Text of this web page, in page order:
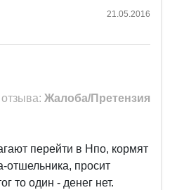
21.05.2016
Жалоба/Претензия
перейти в Нпо, кормят
отшельника, просит
то один - денег нет.